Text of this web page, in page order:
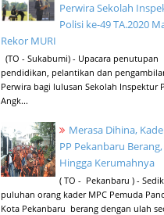
Perwira Sekolah
Polisi ke-49 TA.2020
Rekor MURI
(TO - Sukabumi) - Upacara penutupan
pendidikan, pelantikan dan
Perwira bagi lulusan Sekolah Inspektur
Angk...
Merasa Dihina,
PP Pekanbaru Berang,
Hingga Kerumahnya
( TO - Pekanbaru ) -
puluhan orang kader MPC Pemuda
Kota Pekanbaru berang dengan ulah